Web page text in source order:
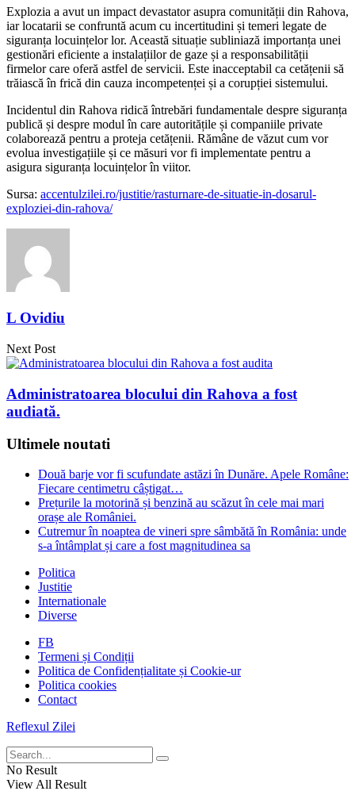
Explozia a avut un impact devastator asupra comunității din Rahova,
iar locatarii se confruntă acum cu incertitudini și temeri legate de
siguranța locuințelor lor. Această situație subliniază importanța unei
gestionări eficiente a instalațiilor de gaze și a responsabilității
firmelor care oferă astfel de servicii. Este inacceptabil ca cetățenii să
trăiască în frică din cauza incompetenței și a corupției sistemului.
Incidentul din Rahova ridică întrebări fundamentale despre siguranța
publică și despre modul în care autoritățile și companiile private
colaborează pentru a proteja cetățenii. Rămâne de văzut cum vor
evolua investigațiile și ce măsuri vor fi implementate pentru a
asigura siguranța locuințelor în viitor.
Sursa: accentulzilei.ro/justitie/rasturnare-de-situatie-in-dosarul-
exploziei-din-rahova/
L Ovidiu
Next Post
Administratoarea blocului din Rahova a fost
audiată.
Ultimele noutati
Două barje vor fi scufundate astăzi în Dunăre. Apele Române:
Fiecare centimetru câștigat…
Prețurile la motorină și benzină au scăzut în cele mai mari
orașe ale României.
Cutremur în noaptea de vineri spre sâmbătă în România: unde
s-a întâmplat și care a fost magnitudinea sa
Politica
Justitie
Internationale
Diverse
FB
Termeni și Condiții
Politica de Confidențialitate și Cookie-ur
Politica cookies
Contact
Reflexul Zilei
No Result
View All Result